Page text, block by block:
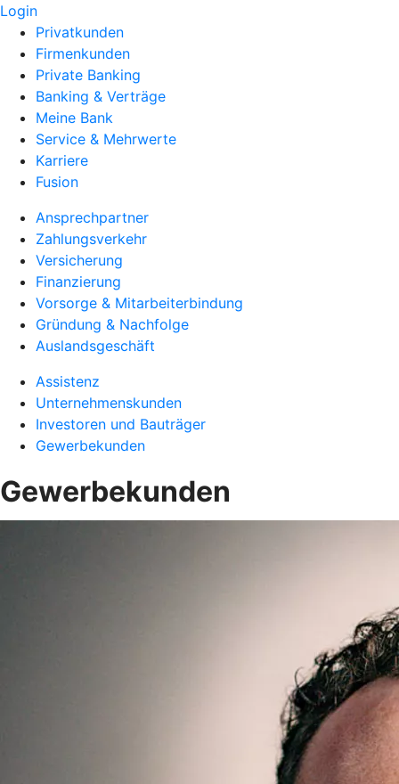
Login
Privatkunden
Firmenkunden
Private Banking
Banking & Verträge
Meine Bank
Service & Mehrwerte
Karriere
Fusion
Ansprechpartner
Zahlungsverkehr
Versicherung
Finanzierung
Vorsorge & Mitarbeiterbindung
Gründung & Nachfolge
Auslandsgeschäft
Assistenz
Unternehmenskunden
Investoren und Bauträger
Gewerbekunden
Gewerbekunden